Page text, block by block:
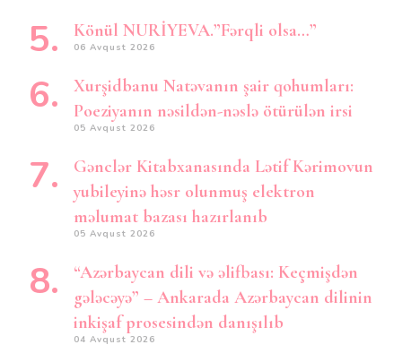
Könül NURİYEVA.”Fərqli olsa…”
06 Avqust 2026
Xurşidbanu Natəvanın şair qohumları:
Poeziyanın nəsildən-nəslə ötürülən irsi
05 Avqust 2026
Gənclər Kitabxanasında Lətif Kərimovun
yubileyinə həsr olunmuş elektron
məlumat bazası hazırlanıb
05 Avqust 2026
“Azərbaycan dili və əlifbası: Keçmişdən
gələcəyə” – Ankarada Azərbaycan dilinin
inkişaf prosesindən danışılıb
04 Avqust 2026